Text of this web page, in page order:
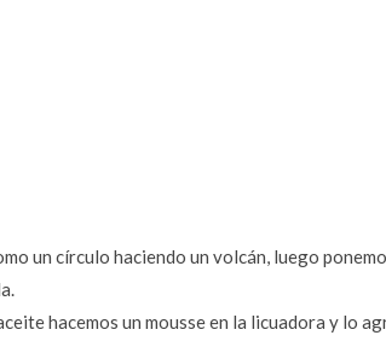
un círculo haciendo un volcán, luego
hacemos un mousse en la licuadora y lo